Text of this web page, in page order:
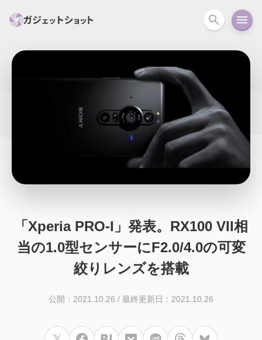
カメラ
スマートホーム アクションカメラ カメラ
Android コラム
「Xperia PRO-I」発表。RX100 VII相
当の1.0型センサーにF2.0/4.0の可変
絞りレンズを搭載
公開：2021.10.26 / 最終更新日：2021.10.26